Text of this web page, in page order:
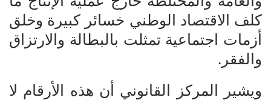
كلف الاقتصاد الوطني خسائر كبيرة وخلق
أزمات اجتماعية تمثلت بالبطالة والارتزاق
والفقر.
ويشير المركز القانوني أن هذه الأرقام لا